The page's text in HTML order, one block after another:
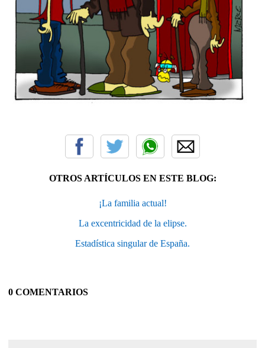
OTROS ARTÍCULOS EN ESTE BLOG:
¡La familia actual!
La excentricidad de la elipse.
Estadística singular de España.
0 COMENTARIOS